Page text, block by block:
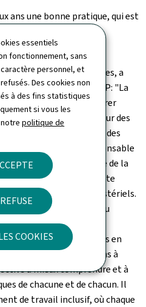
essentiels
fonctionnement, sans
personnel, et
Des cookies non
à des fins statistiques
si vous les
notrepolitique de
COOKIES
ans une bonne pratique, qui est
la Charte;
la ministre Yuriko Backes, a
démarche pour le MMTP: "La
nous permet d'intégrer
la diversité au cœur des
de la Mobilité et des
également responsable
marraine de la Journée de la
d'insuffler cette
mes portefeuilles ministériels.
isolée, mais un enjeu
nos politiques.
que nous mettrons en
nous nous engageons à
à mieux comprendre et à
de chacune et de chacun. Il
de travail inclusif, où chaque